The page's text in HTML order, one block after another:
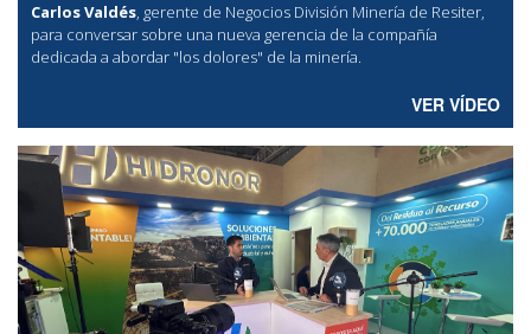
Carlos Valdés, gerente de Negocios División Minería de Resiter,
para conversar sobre una nueva gerencia de la compañía
dedicada a abordar "los dolores" de la minería.
VER VÍDEO